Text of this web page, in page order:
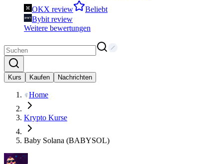
OKX review
Beliebt
Bybit review
Weitere bewertungen
Kurs Kaufen Nachrichten
Home
Krypto Kurse
Baby Solana (BABYSOL)